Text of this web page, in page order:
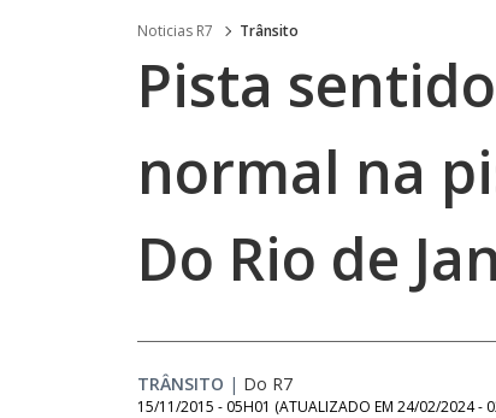
Noticias R7 Trânsito
Pista
normal na
Do Rio de
TRÂNSITO | Do R7
15/11/2015 - 05H01 (ATUALIZADO EM 24/02/2024 -